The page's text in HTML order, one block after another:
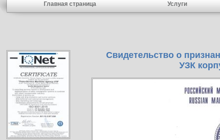
Главная страница Услуги
Свидетельство о
УЗК